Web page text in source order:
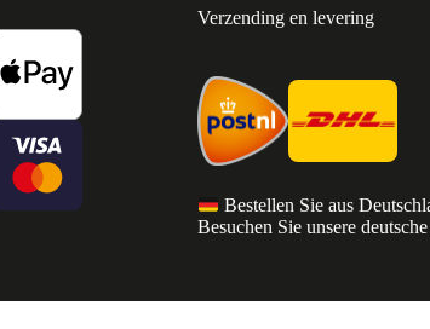
Verzending en levering
Bestellen Sie aus
Besuchen Sie unsere